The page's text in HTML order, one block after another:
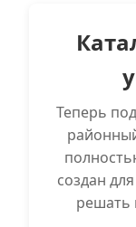
Теперь
создан
решать